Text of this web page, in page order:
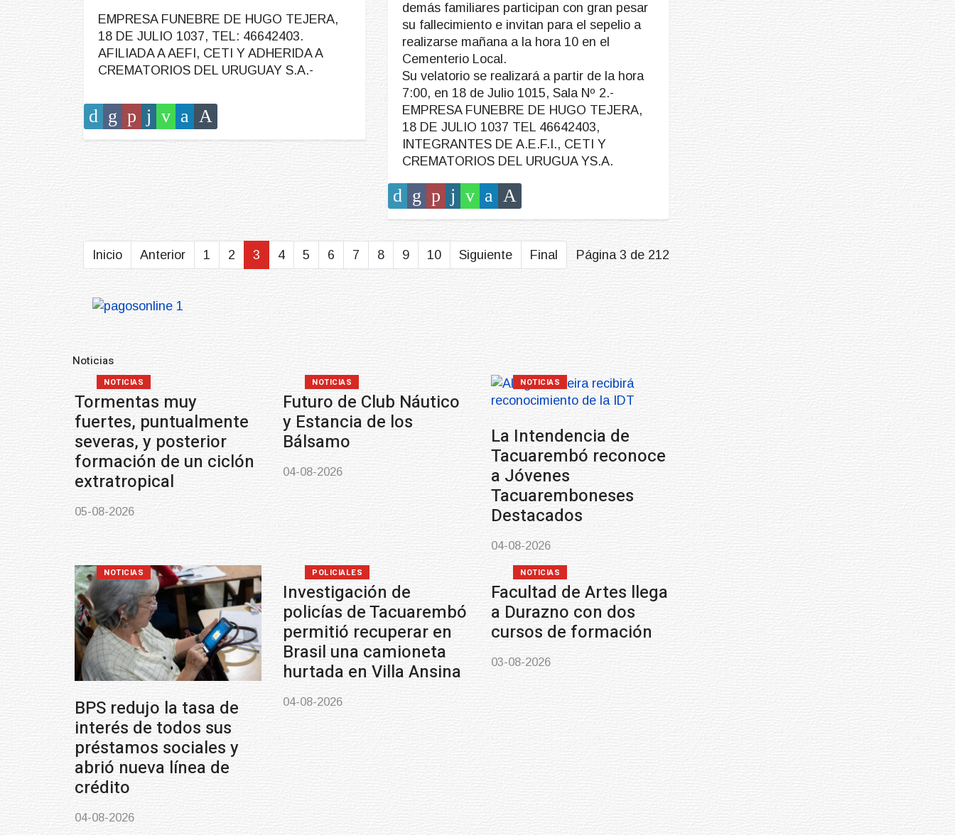
EMPRESA FUNEBRE DE HUGO TEJERA,
18 DE JULIO 1037, TEL: 46642403.
AFILIADA A AEFI, CETI Y ADHERIDA A
CREMATORIOS DEL URUGUAY S.A.-
demás familiares participan con gran pesar
su fallecimiento e invitan para el sepelio a
realizarse mañana a la hora 10 en el
Cementerio Local.
Su velatorio se realizará a partir de la hora
7:00, en 18 de Julio 1015, Sala Nº 2.-
EMPRESA FUNEBRE DE HUGO TEJERA,
18 DE JULIO 1037 TEL 46642403,
INTEGRANTES DE A.E.F.I., CETI Y
CREMATORIOS DEL URUGUA YS.A.
Inicio Anterior 1 2 3 4 5 6 7 8 9 10 Siguiente Final Página 3 de 212
Noticias
Tormentas muy
fuertes, puntualmente
severas, y posterior
formación de un ciclón
extratropical
05-08-2026
NOTICIAS
Futuro de Club Náutico
y Estancia de los
Bálsamo
04-08-2026
NOTICIAS
La Intendencia de
Tacuarembó reconoce
a Jóvenes
Tacuaremboneses
Destacados
04-08-2026
NOTICIAS
BPS redujo la tasa de
interés de todos sus
préstamos sociales y
abrió nueva línea de
crédito
04-08-2026
NOTICIAS
Investigación de
policías de Tacuarembó
permitió recuperar en
Brasil una camioneta
hurtada en Villa Ansina
04-08-2026
POLICIALES
Facultad de Artes llega
a Durazno con dos
cursos de formación
03-08-2026
NOTICIAS